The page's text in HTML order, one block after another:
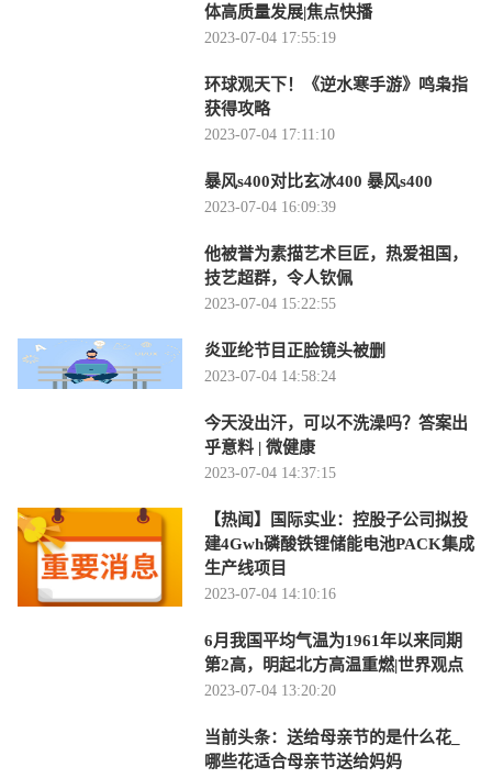
体高质量发展|焦点快播
2023-07-04 17:55:19
环球观天下！《逆水寒手游》鸣枭指
获得攻略
2023-07-04 17:11:10
暴风s400对比玄冰400 暴风s400
2023-07-04 16:09:39
他被誉为素描艺术巨匠，热爱祖国，
技艺超群，令人钦佩
2023-07-04 15:22:55
炎亚纶节目正脸镜头被删
2023-07-04 14:58:24
今天没出汗，可以不洗澡吗？答案出
乎意料 | 微健康
2023-07-04 14:37:15
【热闻】国际实业：控股子公司拟投
建4Gwh磷酸铁锂储能电池PACK集成
生产线项目
2023-07-04 14:10:16
6月我国平均气温为1961年以来同期
第2高，明起北方高温重燃|世界观点
2023-07-04 13:20:20
当前头条：送给母亲节的是什么花_
哪些花适合母亲节送给妈妈